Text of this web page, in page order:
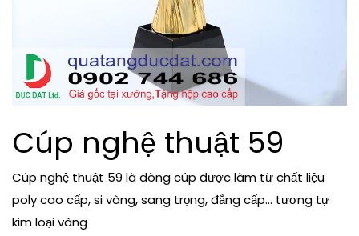
Cúp nghệ thuật 59
Cúp nghệ thuật 59 là dòng cúp được làm từ chất liệu
poly cao cấp, si vàng, sang trọng, đẳng cấp... tương tự
kim loại vàng